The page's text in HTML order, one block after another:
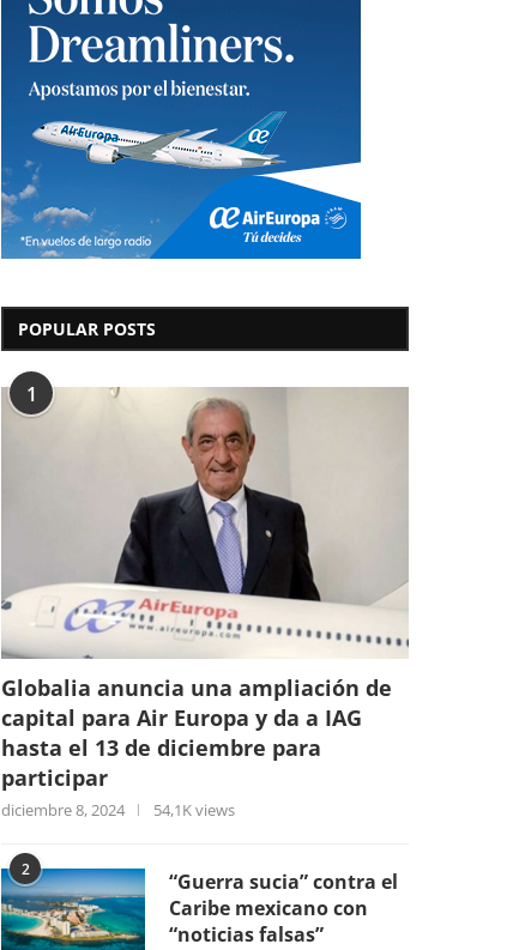
POPULAR POSTS
1
Globalia anuncia una ampliación de
capital para Air Europa y da a IAG
hasta el 13 de diciembre para
participar
diciembre 8, 2024 54,1K views
2
“Guerra sucia” contra el
Caribe mexicano con
“noticias falsas”